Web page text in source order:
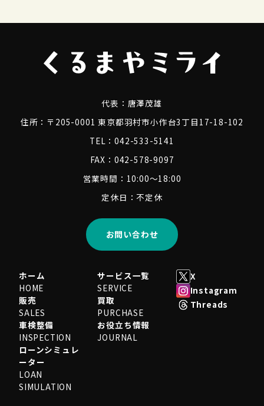
代表： 唐澤茂雄
住所：〒205-0001 東京都羽村市小作台3丁目17-18-102
TEL：042-533-5141
FAX：042-578-9097
営業時間：10:00～18:00
定休日：不定休
お問い合わせ
ホーム
HOME
販売
SALES
車検整備
INSPECTION
ローンシミュレ
ーター
LOAN
SIMULATION
サービス一覧
SERVICE
買取
PURCHASE
お役立ち情報
JOURNAL
X
Instagram
Threads